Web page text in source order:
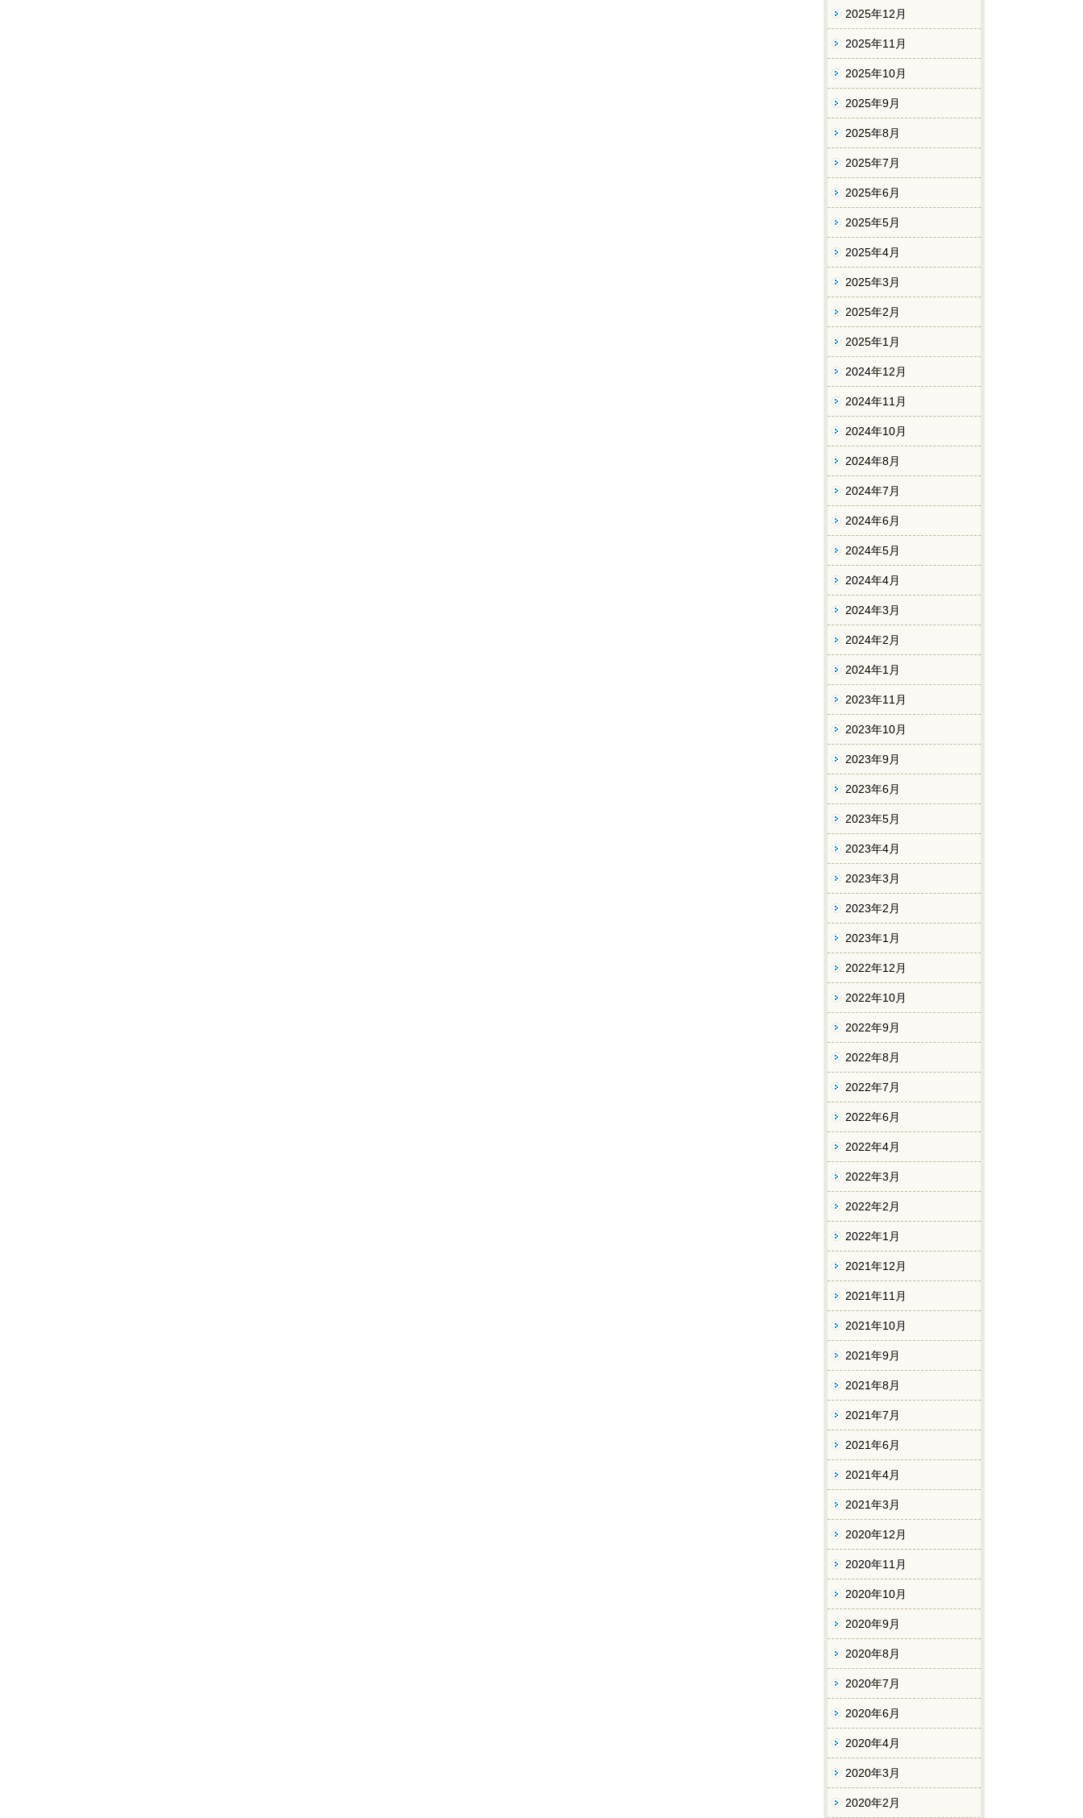
2025年12月
2025年11月
2025年10月
2025年9月
2025年8月
2025年7月
2025年6月
2025年5月
2025年4月
2025年3月
2025年2月
2025年1月
2024年12月
2024年11月
2024年10月
2024年8月
2024年7月
2024年6月
2024年5月
2024年4月
2024年3月
2024年2月
2024年1月
2023年11月
2023年10月
2023年9月
2023年6月
2023年5月
2023年4月
2023年3月
2023年2月
2023年1月
2022年12月
2022年10月
2022年9月
2022年8月
2022年7月
2022年6月
2022年4月
2022年3月
2022年2月
2022年1月
2021年12月
2021年11月
2021年10月
2021年9月
2021年8月
2021年7月
2021年6月
2021年4月
2021年3月
2020年12月
2020年11月
2020年10月
2020年9月
2020年8月
2020年7月
2020年6月
2020年4月
2020年3月
2020年2月